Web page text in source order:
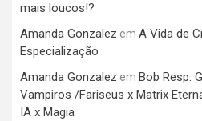
mais loucos!?
Amanda Gonzalez em A Vida de
Especialização
Amanda Gonzalez em Bob Resp:
Vampiros /Fariseus x Matrix
IA x Magia